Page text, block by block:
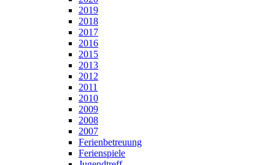
2019
2018
2017
2016
2015
2013
2012
2011
2010
2009
2008
2007
Ferienbetreuung
Ferienspiele